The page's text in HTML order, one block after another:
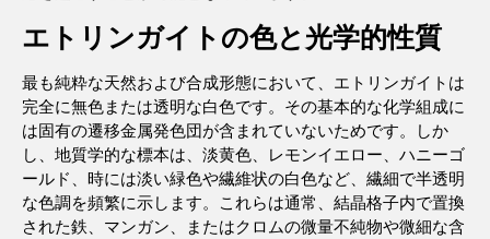
エトリンガイトの色と光学的性質
最も純粋な天然および合成形態において、エトリンガイトは
完全に無色または透明な白色です。その基本的な化学組成に
は固有の遷移金属発色団が含まれていないためです。しか
し、地質学的な標本は、淡黄色、レモンイエロー、ハニーゴ
ールド、時には淡い緑色や繊維状の白色など、繊細で半透明
な色調を頻繁に示します。これらは通常、結晶格子内で置換
された鉄、マンガン、またはクロムの微量不純物や微細な含